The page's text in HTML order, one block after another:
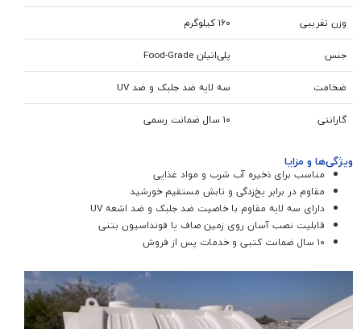
وزن تقریبی
۱۶۰ کیلوگرم
جنس
پلی‌اتیلن Food-Grade
ضخامت
سه لایه ضد جلبک و ضد UV
گارانتی
۱۰ سال ضمانت رسمی
ویژگی‌ها و مزایا
مناسب برای ذخیره آب شرب و مواد غذایی
مقاوم در برابر یخ‌زدگی و تابش مستقیم خورشید
دارای سه لایه مقاوم با خاصیت ضد جلبک و ضد اشعه UV
قابلیت نصب آسان روی زمین صاف یا فونداسیون بتنی
۱۰ سال ضمانت کتبی و خدمات پس از فروش